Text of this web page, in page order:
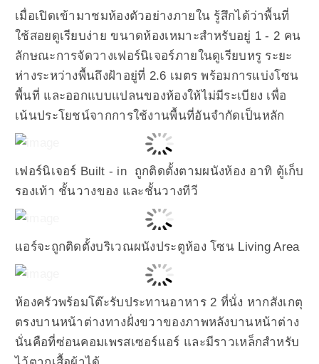
เมื่อเปิดเข้ามาชมห้องตัวอย่างภายใน รู้สึกได้ว่าพื้นที่
ใช้สอยดูเรียบง่าย ขนาดห้องเหมาะสำหรับอยู่ 1 - 2 คน
ลักษณะการจัดวางเฟอร์นิเจอร์ภายในดูเรียบหรู ระยะ
ห่างระหว่างพื้นถึงฝ้าอยู่ที่ 2.6 เมตร พร้อมการแบ่งโซน
พื้นที่ และออกแบบแปลนของห้องให้ไม่มีระเบียง เพื่อ
เน้นประโยชน์จากการใช้งานพื้นที่อันจำกัดเป็นหลัก
เฟอร์นิเจอร์ Built - in ถูกติดตั้งตามผนังห้อง อาทิ ตู้เก็บ
รองเท้า ชั้นวางของ และชั้นวางทีวี
แอร์จะถูกติดตั้งบริเวณผนังประตูห้อง โซน Living Area
ห้องครัวพร้อมโต๊ะรับประทานอาหาร 2 ที่นั่ง หากสังเกตุ
ตรงบานหน้าต่างทางฝั่งขวาของภาพหลังบานหน้าต่าง
นั่นคือที่ซ่อนคอมเพรสเซอร์แอร์ และมีราวเหล็กสำหรับ